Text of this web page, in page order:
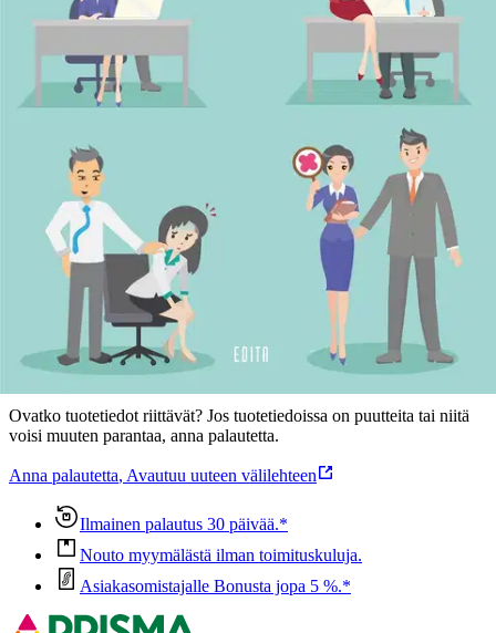
Seksuaalinen häirintä on aina vakava asia työpaikoilla, johon
käytännönläheinen ja käsikirjamainen teos, jossa aihepiiriä
käsitellään käytännön esimerkkien ja oikeustapauksien kautta sekä
työnantajan että työntekijän näkökulmasta. Kirja antaa runsaasti
Kirja sopii käytännön oppaaksi esimerkiksi esimiehille ja muille
työnantajan edustajille, luottamusmiehille, työsuojeluvaltuutetuille ja
HR-osastoille.
Ominaisuudet
Oletko tyytyväinen tuotetietoihin?
Ovatko tuotetiedot riittävät? Jos tuotetiedoissa on puutteita tai niitä
voisi muuten parantaa, anna palautetta.
Anna palautetta, Avautuu uuteen välilehteen
Ilmainen palautus 30 päivää.*
Nouto myymälästä ilman toimituskuluja.
Asiakasomistajalle Bonusta jopa 5 %.*